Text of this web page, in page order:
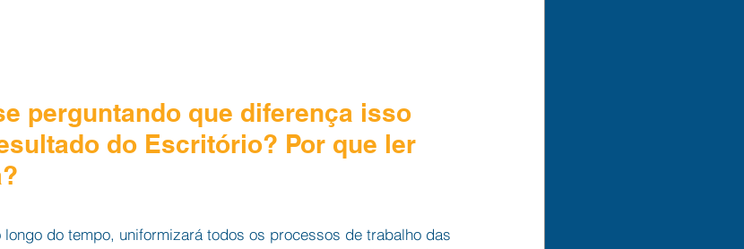
perguntando que diferença isso
do Escritório? Por que ler
do tempo, uniformizará todos os processos de trabalho das